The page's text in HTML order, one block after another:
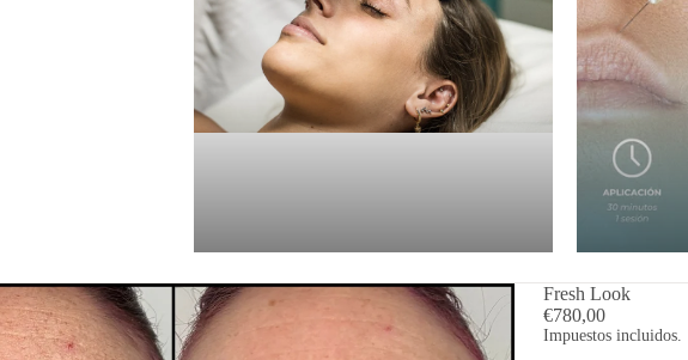
Fresh Look
€780,00
Impuestos incluidos.